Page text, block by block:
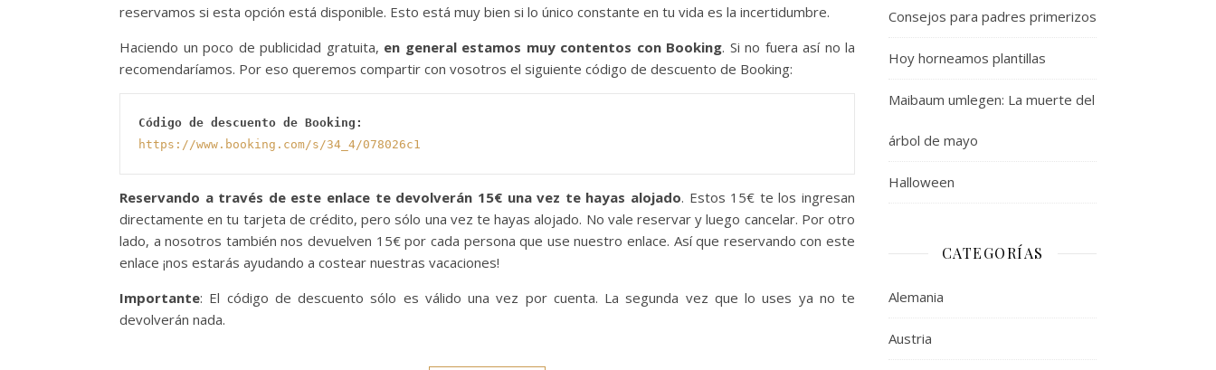
reservamos si esta opción está disponible. Esto está muy bien si lo único constante en tu vida es la incertidumbre.
Haciendo un poco de publicidad gratuita, en general estamos muy contentos con Booking. Si no fuera así no la
recomendaríamos. Por eso queremos compartir con vosotros el siguiente código de descuento de Booking:
Código de descuento de Booking:
https://www.booking.com/s/34_4/078026c1
Reservando a través de este enlace te devolverán 15€ una vez te hayas alojado. Estos 15€ te los ingresan
directamente en tu tarjeta de crédito, pero sólo una vez te hayas alojado. No vale reservar y luego cancelar. Por otro
lado, a nosotros también nos devuelven 15€ por cada persona que use nuestro enlace. Así que reservando con este
enlace ¡nos estarás ayudando a costear nuestras vacaciones!
Importante: El código de descuento sólo es válido una vez por cuenta. La segunda vez que lo uses ya no te
devolverán nada.
Consejos para padres primerizos
Hoy horneamos plantillas
Maibaum umlegen: La muerte del
árbol de mayo
Halloween
CATEGORÍAS
Alemania
Austria